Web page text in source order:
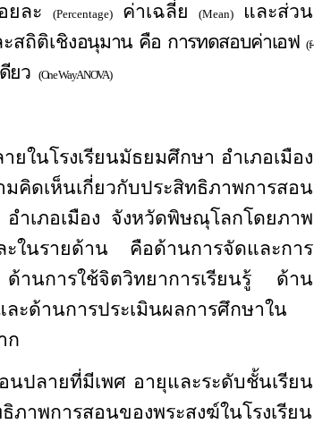
ยละ
(Percentage)ค่าเฉลี่ย (Mean)และส่วน
สถิติเชิงอนุมาน คือ การทดสอบค่าเอฟ (f-
ยว (One WayANOVA)
ยในโรงเรียนมัธยมศึกษา อำเภอเมือง
คิดเห็นเกี่ยวกับประสิทธิภาพการสอน
ำเภอเมือง จังหวัดพิษณุโลกโดยภาพ
ะในรายด้าน คือด้านการจัดและการ
านการใช้จิตวิทยาการเรียนรู้ ด้าน
ะด้านการประเมินผลการศึกษาใน
ก
นปลายที่มีเพศ อายุและระดับชั้นเรียน
าพการสอนของพระสงฆ์ในโรงเรียน